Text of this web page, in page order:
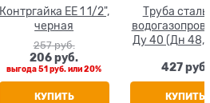
Контргайка ЕЕ 1 1/2",
черная
257 руб.
206 руб.
выгода51 руб.или20%
КУПИТЬ
Труба
Ду 40 (Дн
427 руб.
КУПИТЬ